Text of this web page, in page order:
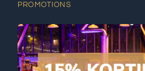
PROMOTIONS